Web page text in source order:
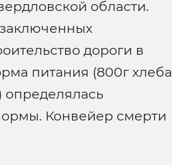
области.
дороги в
питания (800г хлеба
определялась
Конвейер смерти